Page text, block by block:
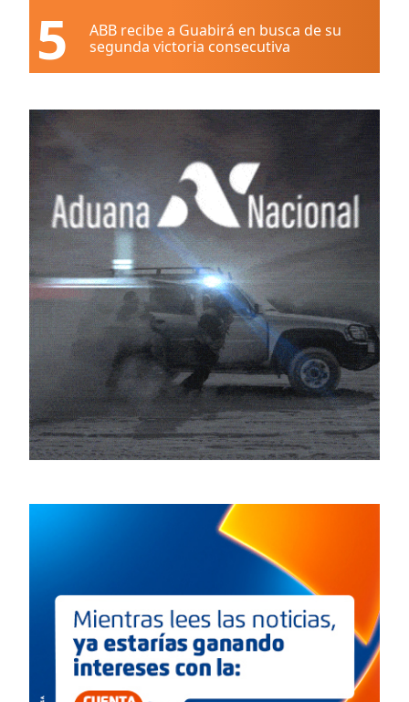
5
ABB recibe a Guabirá en busca de su
segunda victoria consecutiva